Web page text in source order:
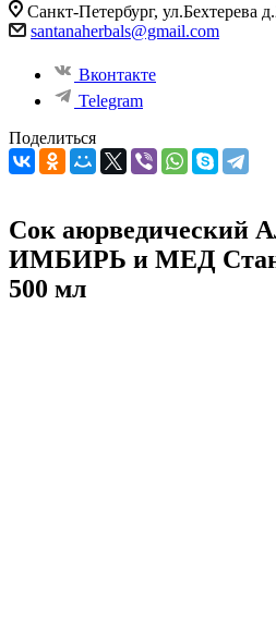
Санкт-Петербург, ул.Бехтерева
santanaherbals@gmail.com
Вконтакте
Telegram
Поделиться
Сок аюрведический
ИМБИРЬ и МЕД
500 мл